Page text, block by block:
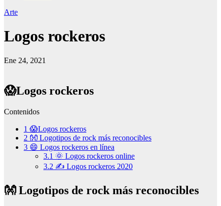
Arte
Logos rockeros
Ene 24, 2021
😱Logos rockeros
Contenidos
1 😱Logos rockeros
2 👐 Logotipos de rock más reconocibles
3 😄 Logos rockeros en línea
3.1 🌞 Logos rockeros online
3.2 ✍ Logos rockeros 2020
👐 Logotipos de rock más reconocibles